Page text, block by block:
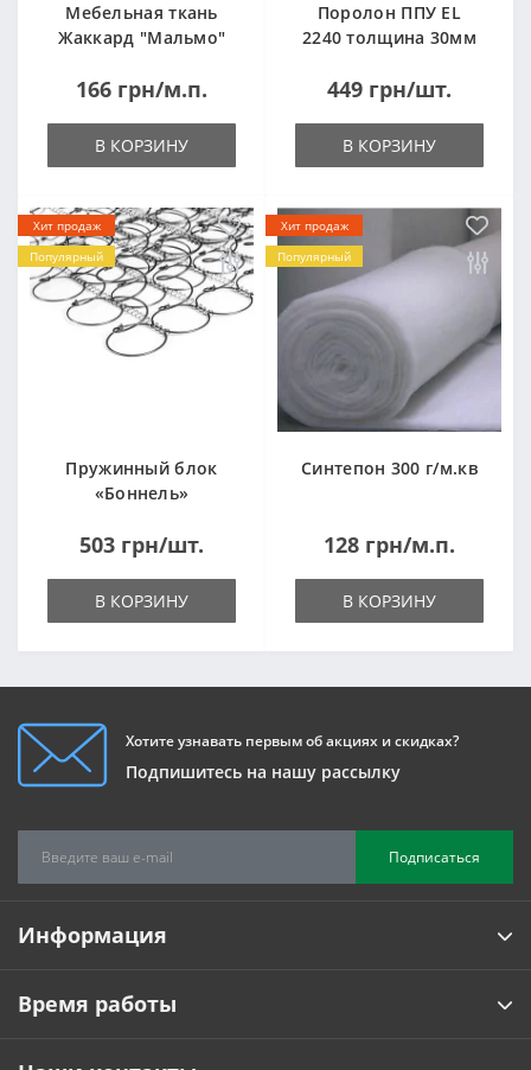
Мебельная ткань
Жаккард "Мальмо"
166 грн/м.п.
В КОРЗИНУ
Поролон ППУ EL
2240 толщина 30мм
(1000x2000мм)
449 грн/шт.
В КОРЗИНУ
Хит продаж
Популярный
Пружинный блок
«Боннель»
503 грн/шт.
В КОРЗИНУ
Хит продаж
Популярный
Синтепон 300 г/м.кв
128 грн/м.п.
В КОРЗИНУ
Хотите узнавать первым об акциях и скидках?
Подпишитесь на нашу рассылку
Подписаться
Информация
Время работы